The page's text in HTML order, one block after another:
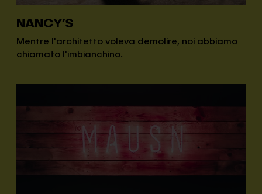
NANCY’S
Mentre l'architetto voleva demolire, noi abbiamo
chiamato l'imbianchino.